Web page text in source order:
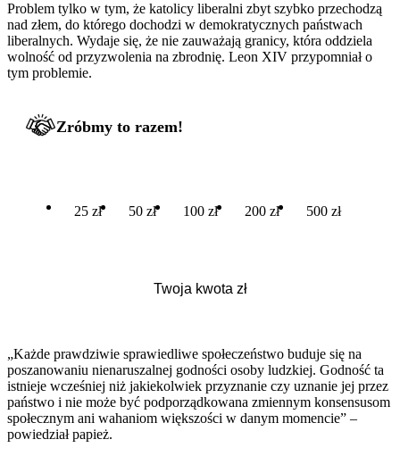
Problem tylko w tym, że katolicy liberalni zbyt szybko przechodzą
nad złem, do którego dochodzi w demokratycznych państwach
liberalnych. Wydaje się, że nie zauważają granicy, która oddziela
wolność od przyzwolenia na zbrodnię. Leon XIV przypomniał o
tym problemie.
Zróbmy to razem!
25 zł 50 zł 100 zł 200 zł 500 zł
„Każde prawdziwie sprawiedliwe społeczeństwo buduje się na
poszanowaniu nienaruszalnej godności osoby ludzkiej. Godność ta
istnieje wcześniej niż jakiekolwiek przyznanie czy uznanie jej przez
państwo i nie może być podporządkowana zmiennym konsensusom
społecznym ani wahaniom większości w danym momencie” –
powiedział papież.